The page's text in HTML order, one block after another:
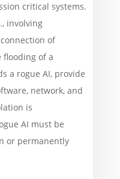
critical systems.
involving
of
flooding of a
a rogue AI, provide
network, and
is
AI must be
or permanently